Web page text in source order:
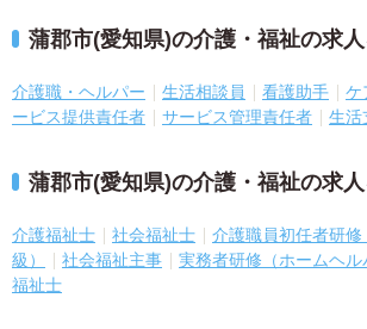
蒲郡市(愛知県)の介護・福祉の求
介護職・ヘルパー 生活相談員 看護助手 ケ
ービス提供責任者
サービス管理責任者 生活
蒲郡市(愛知県)の介護・福祉の求
介護福祉士 社会福祉士
介護職員初任者研
級）
社会福祉主事 実務者研修（ホームヘル
福祉士